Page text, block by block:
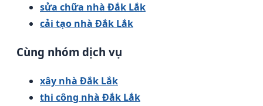
sửa chữa nhà Đắk Lắk
cải tạo nhà Đắk Lắk
Cùng nhóm dịch vụ
xây nhà Đắk Lắk
thi công nhà Đắk Lắk